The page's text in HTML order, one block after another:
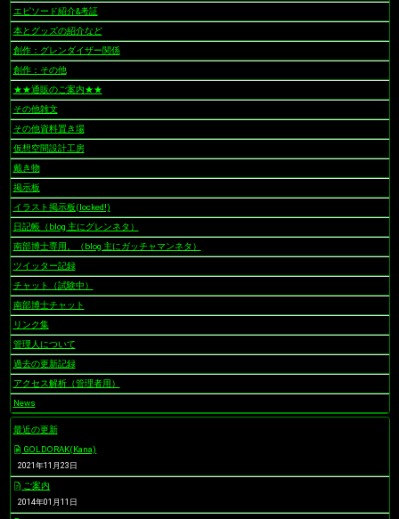
ビ
ゲ
ー
シ
ョ
ン
エピソード紹介&考証
本とグッズの紹介など
創作：グレンダイザー関係
創作：その他
★★通販のご案内★★
その他雑文
その他資料置き場
仮想空間設計工房
戴き物
掲示板
イラスト掲示板(locked!)
日記帳（blog 主にグレンネタ）
南部博士専用。（blog 主にガッチャマンネタ）
ツイッター記録
チャット（試験中）
南部博士チャット
リンク集
管理人について
過去の更新記録
アクセス解析（管理者用）
News
最近の更新
GOLDORAK(Kana)
2021年11月23日
ご案内
2014年01月11日